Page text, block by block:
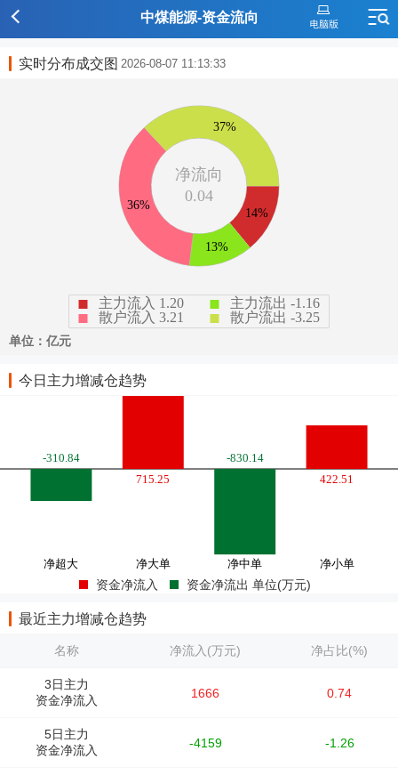
中煤能源-资金流向
实时分布成交图 2026-08-07 11:13:33
今日主力增减仓趋势
资金净流入 资金净流出 单位(万元)
最近主力增减仓趋势
名称 净流入(万元) 净占比(%)
3日主力
资金净流入
1666 0.74
5日主力
资金净流入
-4159 -1.26